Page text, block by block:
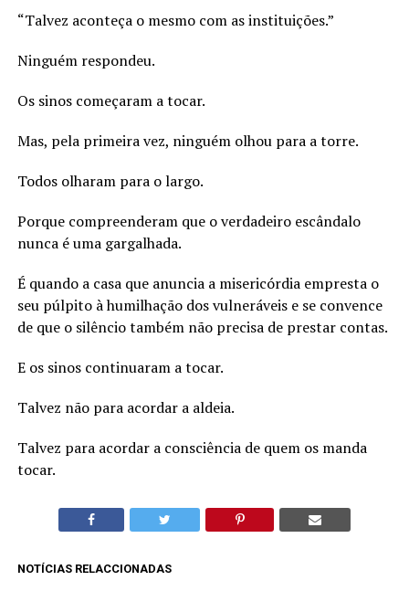
“Talvez aconteça o mesmo com as instituições.”
Ninguém respondeu.
Os sinos começaram a tocar.
Mas, pela primeira vez, ninguém olhou para a torre.
Todos olharam para o largo.
Porque compreenderam que o verdadeiro escândalo
nunca é uma gargalhada.
É quando a casa que anuncia a misericórdia empresta o
seu púlpito à humilhação dos vulneráveis e se convence
de que o silêncio também não precisa de prestar contas.
E os sinos continuaram a tocar.
Talvez não para acordar a aldeia.
Talvez para acordar a consciência de quem os manda
tocar.
NOTÍCIAS RELACCIONADAS